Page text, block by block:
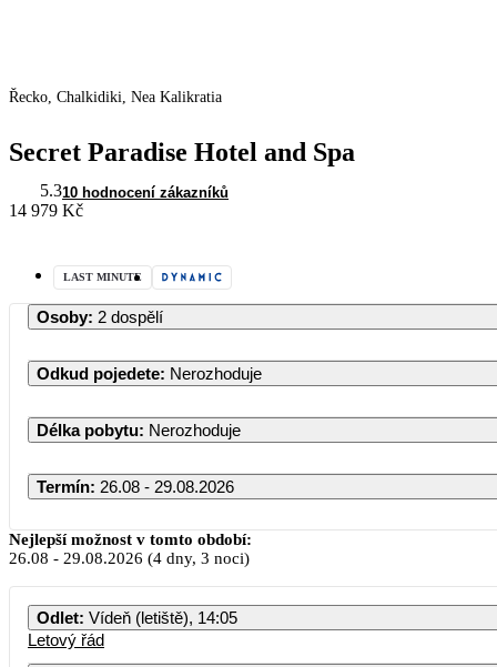
Řecko, Chalkidiki, Nea Kalikratia
Secret Paradise Hotel and Spa
5.310 hodnocení zákazníků
14 979 Kč
LAST MINUTE
Osoby: 2 dospělí
Odkud pojedete: Nerozhoduje
Délka pobytu: Nerozhoduje
Termín: 26.08 - 29.08.2026
Srpen 2026
PO ÚT ST ČT PÁ SO NE
Nejlepší možnost v tomto období:
26.08 - 29.08.2026 (4 dny, 3 noci)
Odlet: Vídeň (letiště), 14:05
Letový řád